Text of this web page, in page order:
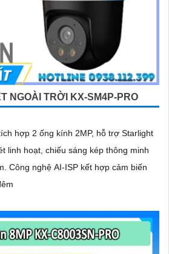
NGOÀI TRỜI KX-SM4P-PRO
hợp 2 ống kính 2MP, hỗ trợ Starlight
linh hoạt, chiếu sáng kép thông minh